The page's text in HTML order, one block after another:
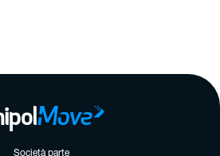
Società parte